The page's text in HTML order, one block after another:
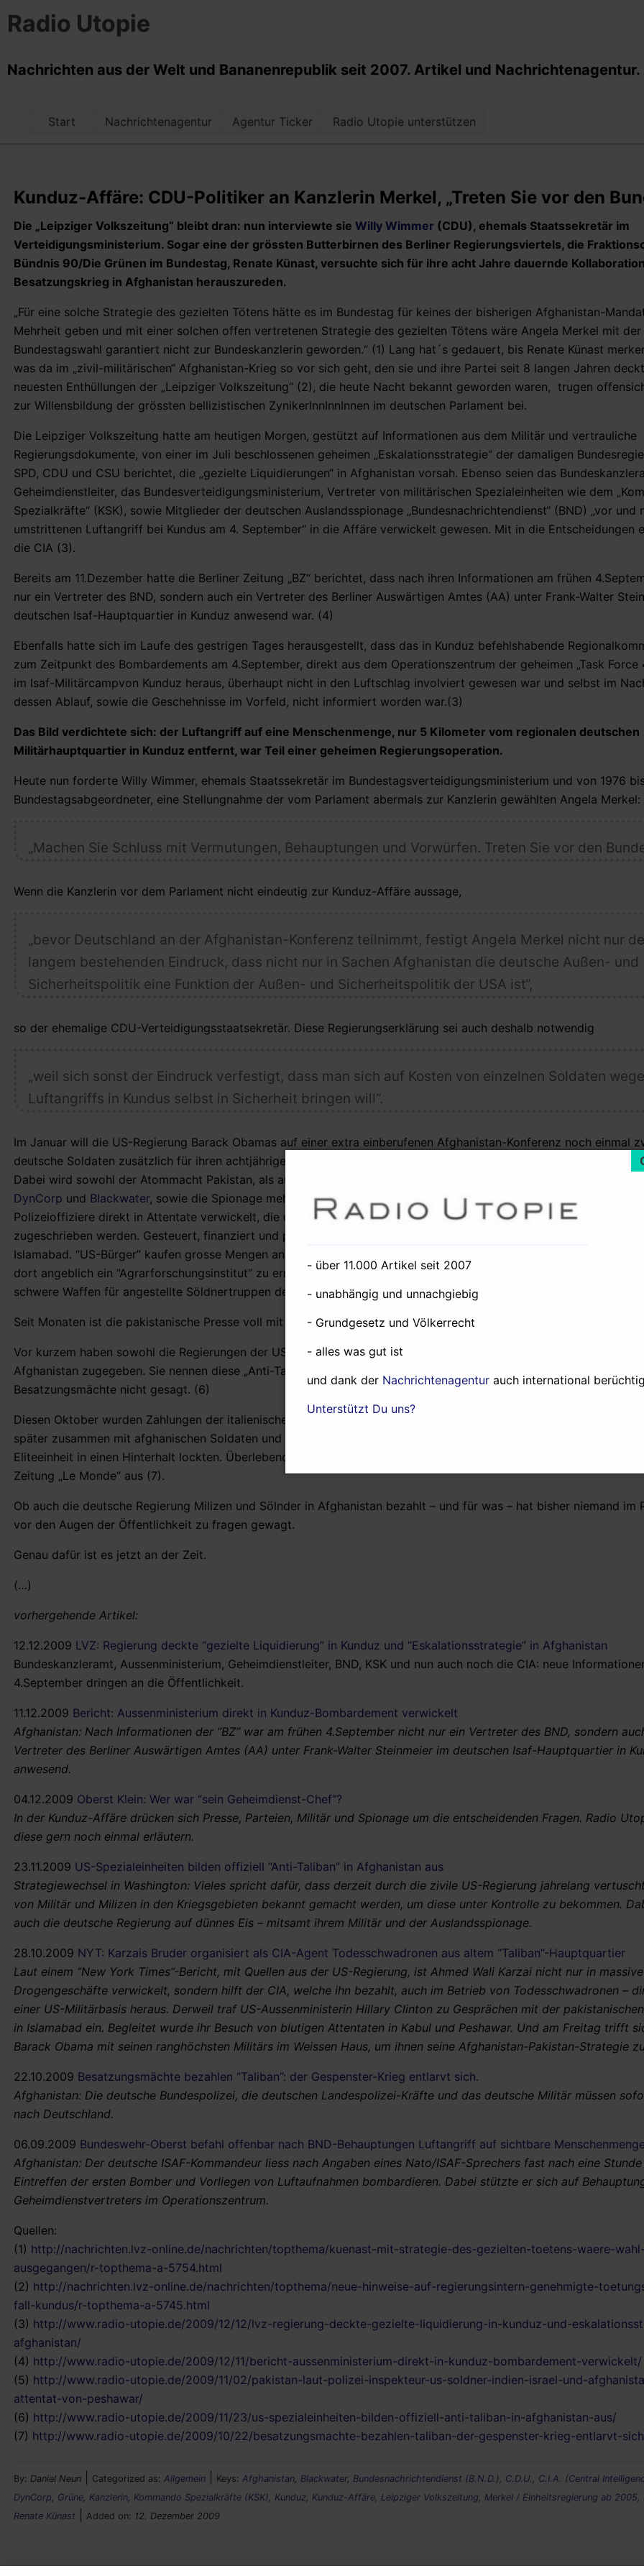
Radio Utopie
Nachrichten aus der Welt und Bananenrepublik seit 2007. Artikel und Nachrichtenagentur.
Start Nachrichtenagentur Agentur Ticker Radio Utopie unterstützen
Kunduz-Affäre: CDU-Politiker an Kanzlerin Merkel, „Treten Sie vor den
Die „Leipziger Volkszeitung“ bleibt dran: nun interviewte sie Willy Wimmer (CDU), ehemals Staatssekretär im
Verteidigungsministerium. Sogar eine der grössten Butterbirnen des Berliner Regierungsviertels, die
Bündnis 90/Die Grünen im Bundestag, Renate Künast, versuchte sich für ihre acht Jahre dauernde
Besatzungskrieg in Afghanistan herauszureden.
„Für eine solche Strategie des gezielten Tötens hätte es im Bundestag für keines der bisherigen Afghanistan-
Mehrheit geben und mit einer solchen offen vertretenen Strategie des gezielten Tötens wäre Angela Merkel mit der
Bundestagswahl garantiert nicht zur Bundeskanzlerin geworden.“ (1) Lang hat´s gedauert, bis Renate Künast
was da im „zivil-militärischen“ Afghanistan-Krieg so vor sich geht, den sie und ihre Partei seit 8 langen Jahren
neuesten Enthüllungen der „Leipziger Volkszeitung“ (2), die heute Nacht bekannt geworden waren, trugen
zur Willensbildung der grössten bellizistischen ZynikerInnInnInnen im deutschen Parlament bei.
Die Leipziger Volkszeitung hatte am heutigen Morgen, gestützt auf Informationen aus dem Militär und vertrauliche
Regierungsdokumente, von einer im Juli beschlossenen geheimen „Eskalationsstrategie“ der damaligen
SPD, CDU und CSU berichtet, die „gezielte Liquidierungen“ in Afghanistan vorsah. Ebenso seien das
Geheimdienstleiter, das Bundesverteidigungsministerium, Vertreter von militärischen Spezialeinheiten wie dem
Spezialkräfte“ (KSK), sowie Mitglieder der deutschen Auslandsspionage „Bundesnachrichtendienst“ (BND) „vor und
umstrittenen Luftangriff bei Kundus am 4. September“ in die Affäre verwickelt gewesen. Mit in die Entscheidungen
die CIA (3).
Bereits am 11.Dezember hatte die Berliner Zeitung „BZ“ berichtet, dass nach ihren Informationen am frühen
nur ein Vertreter des BND, sondern auch ein Vertreter des Berliner Auswärtigen Amtes (AA) unter Frank-Walter
deutschen Isaf-Hauptquartier in Kunduz anwesend war. (4)
Ebenfalls hatte sich im Laufe des gestrigen Tages herausgestellt, dass das in Kunduz befehlshabende
zum Zeitpunkt des Bombardements am 4.September, direkt aus dem Operationszentrum der geheimen „Task Force
im Isaf-Militärcampvon Kunduz heraus, überhaupt nicht in den Luftschlag involviert gewesen war und selbst im
dessen Ablauf, sowie die Geschehnisse im Vorfeld, nicht informiert worden war.(3)
Das Bild verdichtete sich: der Luftangriff auf eine Menschenmenge, nur 5 Kilometer vom regionalen deutschen
Militärhauptquartier in Kunduz entfernt, war Teil einer geheimen Regierungsoperation.
Heute nun forderte Willy Wimmer, ehemals Staatssekretär im Bundestagsverteidigungsministerium und von 1976
Bundestagsabgeordneter, eine Stellungnahme der vom Parlament abermals zur Kanzlerin gewählten Angela Merkel:
„Machen Sie Schluss mit Vermutungen, Behauptungen und Vorwürfen. Treten Sie vor den
Wenn die Kanzlerin vor dem Parlament nicht eindeutig zur Kunduz-Affäre aussage,
„bevor Deutschland an der Afghanistan-Konferenz teilnimmt, festigt Angela Merkel nicht nur
langem bestehenden Eindruck, dass nicht nur in Sachen Afghanistan die deutsche Außen- und
Sicherheitspolitik eine Funktion der Außen- und Sicherheitspolitik der USA ist“,
so der ehemalige CDU-Verteidigungsstaatsekretär. Diese Regierungserklärung sei auch deshalb notwendig
„weil sich sonst der Eindruck verfestigt, dass man sich auf Kosten von einzelnen Soldaten
Luftangriffs in Kundus selbst in Sicherheit bringen will“.
Im Januar will die US-Regierung Barack Obamas auf einer extra einberufenen Afghanistan-Konferenz noch einmal
deutsche Soldaten zusätzlich für ihren achtjährigen „Verteidigungskrieg“ gegen den „internationalen Terrorismus“ in
Dabei wird sowohl der Atommacht Pakistan, als auch dem Iran, aus Washington massiv gedroht. US-Söldner
DynCorp und Blackwater, sowie die Spionage mehrerer anderer Länder, sind nach Angaben hochrangiger
Polizeioffiziere direkt in Attentate verwickelt, die durch ominöse Anrufer bei „Nachrichtenagenturen“ stets „den
zugeschrieben werden. Gesteuert, finanziert und protegiert, werden die Söldner demnach direkt aus der US-
Islamabad. “US-Bürger” kaufen grosse Mengen an Immobilien in Islamabad, Blackwater kauft riesige Landflächen
dort angeblich ein “Agrarforschungsinstitut” zu errichten. Die US-Botschaft fordert illegal vom pakistanischen
schwere Waffen für angestellte Söldnertruppen der DynCorps-Subfirma Inter-Risk an (5).
Seit Monaten ist die pakistanische Presse voll mit solchen und ähnlichen Meldungen. In Deutschland ist darüber
Vor kurzem haben sowohl die Regierungen der USA, als auch Grossbritannein, massive Zahlungen an Warlords und
Afghanistan zugegeben. Sie nennen diese „Anti-Taliban“. Wie lange die Zahlungen schon andauern, wird durch die
Besatzungsmächte nicht gesagt. (6)
Diesen Oktober wurden Zahlungen der italienischen Auslands- und Militärspionage
später zusammen mit afghanischen Soldaten und US-Spezialkräften am 18.August 2008 am Sarobi-Pass eine
Eliteeinheit in einen Hinterhalt lockten. Überlebende der französischen Einheit sagten darüber gegenüber der
Zeitung „Le Monde“ aus (7).
Ob auch die deutsche Regierung Milizen und Sölnder in Afghanistan bezahlt – und für was – hat bisher niemand im
vor den Augen der Öffentlichkeit zu fragen gewagt.
Genau dafür ist es jetzt an der Zeit.
(…)
vorhergehende Artikel:
12.12.2009 LVZ: Regierung deckte “gezielte Liquidierung” in Kunduz und “Eskalationsstrategie” in Afghanistan
Bundeskanzleramt, Aussenministerium, Geheimdienstleiter, BND, KSK und nun auch noch die CIA: neue
4.September dringen an die Öffentlichkeit.
11.12.2009 Bericht: Aussenministerium direkt in Kunduz-Bombardement verwickelt
Afghanistan: Nach Informationen der “BZ” war am frühen 4.September nicht nur ein Vertreter des BND, sondern
Vertreter des Berliner Auswärtigen Amtes (AA) unter Frank-Walter Steinmeier im deutschen Isaf-Hauptquartier in
anwesend.
04.12.2009 Oberst Klein: Wer war “sein Geheimdienst-Chef”?
In der Kunduz-Affäre drücken sich Presse, Parteien, Militär und Spionage um die entscheidenden Fragen. Radio
diese gern noch einmal erläutern.
23.11.2009 US-Spezialeinheiten bilden offiziell “Anti-Taliban” in Afghanistan aus
Strategiewechsel in Washington: Vieles spricht dafür, dass derzeit durch die zivile US-Regierung jahrelang
von Militär und Milizen in den Kriegsgebieten bekannt gemacht werden, um diese unter Kontrolle zu bekommen.
auch die deutsche Regierung auf dünnes Eis – mitsamt ihrem Militär und der Auslandsspionage.
28.10.2009 NYT: Karzais Bruder organisiert als CIA-Agent Todesschwadronen aus altem “Taliban”-Hauptquartier
Laut einem “New York Times”-Bericht, mit Quellen aus der US-Regierung, ist Ahmed Wali Karzai nicht nur in massive
Drogengeschäfte verwickelt, sondern hilft der CIA, welche ihn bezahlt, auch im Betrieb von Todesschwadronen –
einer US-Militärbasis heraus. Derweil traf US-Aussenministerin Hillary Clinton zu Gesprächen mit der
in Islamabad ein. Begleitet wurde ihr Besuch von blutigen Attentaten in Kabul und Peshawar. Und am Freitag trifft
Barack Obama mit seinen ranghöchsten Militärs im Weissen Haus, um ihnen seine Afghanistan-Pakistan-Strategie
22.10.2009 Besatzungsmächte bezahlen “Taliban”: der Gespenster-Krieg entlarvt sich.
Afghanistan: Die deutsche Bundespolizei, die deutschen Landespolizei-Kräfte und das deutsche Militär müssen
nach Deutschland.
06.09.2009 Bundeswehr-Oberst befahl offenbar nach BND-Behauptungen Luftangriff auf sichtbare
Afghanistan: Der deutsche ISAF-Kommandeur liess nach Angaben eines Nato/ISAF-Sprechers fast nach eine
Eintreffen der ersten Bomber und Vorliegen von Luftaufnahmen bombardieren. Dabei stützte er sich auf
Geheimdienstvertreters im Operationszentrum.
Quellen:
(1) http://nachrichten.lvz-online.de/nachrichten/topthema/kuenast-mit-strategie-des-gezielten-toetens-waere-
ausgegangen/r-topthema-a-5754.html
(2) http://nachrichten.lvz-online.de/nachrichten/topthema/neue-hinweise-auf-regierungsintern-genehmigte-
fall-kundus/r-topthema-a-5745.html
(3) http://www.radio-utopie.de/2009/12/12/lvz-regierung-deckte-gezielte-liquidierung-in-kunduz-und-
afghanistan/
(4) http://www.radio-utopie.de/2009/12/11/bericht-aussenministerium-direkt-in-kunduz-bombardement-verwickelt/
(5) http://www.radio-utopie.de/2009/11/02/pakistan-laut-polizei-inspekteur-us-soldner-indien-israel-und-
attentat-von-peshawar/
(6) http://www.radio-utopie.de/2009/11/23/us-spezialeinheiten-bilden-offiziell-anti-taliban-in-afghanistan-aus/
(7) http://www.radio-utopie.de/2009/10/22/besatzungsmachte-bezahlen-taliban-der-gespenster-krieg-entlarvt-
By: Daniel Neun Categorized as: Allgemein Keys: Afghanistan Blackwater, Bundesnachrichtendienst (B.N.D.) C.D.U. C.I.A. (Central
DynCorp
Grüne Kanzlerin Kommando Spezialkräfte (KSK) Kunduz Kunduz-Affäre Leipziger Volkszeitung Merkel / Einheitsregierung ab 2005
Renate Künast
Added on: 12. Dezember 2009
- über 11.000 Artikel seit 2007
- unabhängig und unnachgiebig
- Grundgesetz und Völkerrecht
- alles was gut ist
und dank der Nachrichtenagentur auch international
Unterstützt Du uns?